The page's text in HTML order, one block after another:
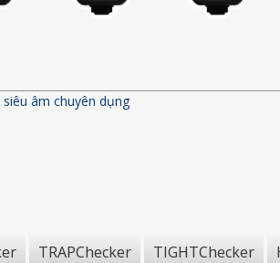
âm chuyên dụng
TRAPChecker TIGHTChecker